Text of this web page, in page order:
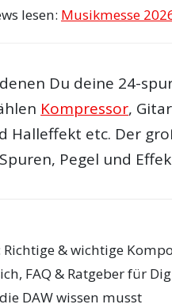
lesen: Musikmesse
Du deine 24-
Kompressor,
Halleffekt etc. Der
Pegel und
Richtige & wichtige
FAQ & Ratgeber für
DAW wissen musst